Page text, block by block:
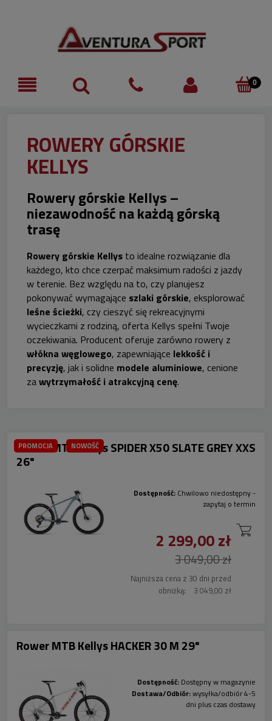
ROWERY GÓRSKIE
KELLYS
Rowery górskie Kellys –
niezawodność na każdą górską
trasę
Rowery górskie Kellys to idealne rozwiązanie dla
każdego, kto chce czerpać maksimum radości z jazdy
w terenie. Bez względu na to, czy planujesz
pokonywać wymagające szlaki górskie, eksplorować
leśne ścieżki, czy cieszyć się rekreacyjnymi
wycieczkami z rodziną, oferta Kellys spełni Twoje
oczekiwania. Producent oferuje zarówno rowery z
włókna węglowego, zapewniające lekkość i
precyzję, jak i solidne modele aluminiowe, cenione
zawytrzymałość i atrakcyjną cenę.
Rower MTB Kellys SPIDER X50 SLATE GREY XXS
26"
Dostępność: Chwilowo niedostępny -
zapytaj o termin
2 299,00 zł
3 049,00 zł
Najniższa cena z 30 dni przed
obniżką:
3 049,00 zł
PROMOCJA NOWOŚĆ
Rower MTB Kellys HACKER 30 M 29"
Dostępność: Dostępny w magazynie
Dostawa/Odbiór:wysyłka/odbiór 4-5
dni plus czas dostawy